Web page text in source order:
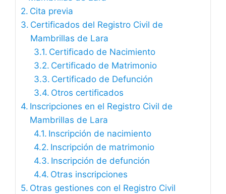
Cita previa
Certificados del Registro Civil de
Mambrillas de Lara
Certificado de Nacimiento
Certificado de Matrimonio
Certificado de Defunción
Otros certificados
Inscripciones en el Registro Civil de
Mambrillas de Lara
Inscripción de nacimiento
Inscripción de matrimonio
Inscripción de defunción
Otras inscripciones
Otras gestiones con el Registro Civil